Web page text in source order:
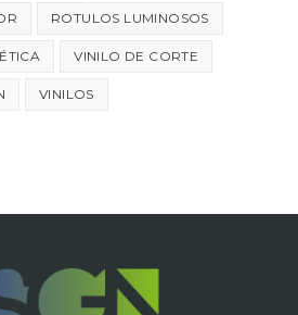
ROTULOS LUMINOSOS
VINILO DE CORTE
VINILOS